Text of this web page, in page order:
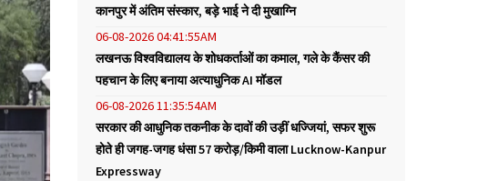
कानपुर में अंतिम संस्कार, बड़े भाई ने दी मुखाग्नि
06-08-2026 04:41:55AM
लखनऊ विश्वविद्यालय के शोधकर्ताओं का कमाल, गले के कैंसर की
पहचान के लिए बनाया अत्याधुनिक AI मॉडल
06-08-2026 11:35:54AM
सरकार की आधुनिक तकनीक के दावों की उड़ीं धज्जियां, सफर शुरू
होते ही जगह-जगह धंसा 57 करोड़/किमी वाला Lucknow-Kanpur
Expressway